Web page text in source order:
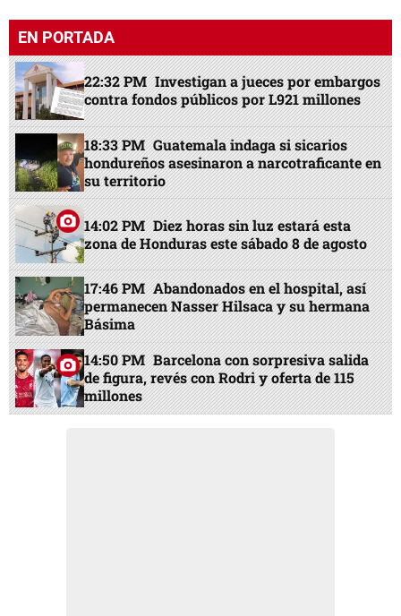
EN PORTADA
22:32 PM Investigan a jueces por embargos
contra fondos públicos por L921 millones
18:33 PM Guatemala indaga si sicarios
hondureños asesinaron a narcotraficante en
su territorio
14:02 PM Diez horas sin luz estará esta
zona de Honduras este sábado 8 de agosto
17:46 PM Abandonados en el hospital, así
permanecen Nasser Hilsaca y su hermana
Básima
14:50 PM Barcelona con sorpresiva salida
de figura, revés con Rodri y oferta de 115
millones